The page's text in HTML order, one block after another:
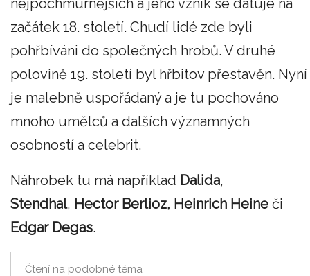
nejpochmurnějších a jeho vznik se datuje na
začátek 18. století. Chudí lidé zde byli
pohřbíváni do společných hrobů. V druhé
polovině 19. století byl hřbitov přestavěn. Nyní
je malebně uspořádaný a je tu pochováno
mnoho umělců a dalších významných
osobností a celebrit.
Náhrobek tu má například Dalida,
Stendhal, Hector Berlioz, Heinrich Heine či
Edgar Degas.
Čtení na podobné téma